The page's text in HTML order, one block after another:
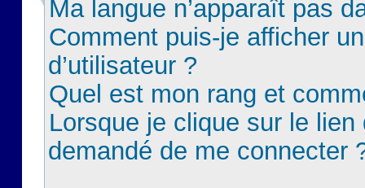
Ma langue n’apparaît pas
Comment puis-je afficher
d’utilisateur ?
Quel est mon rang et
Lorsque je clique sur le lien
demandé de me connecter